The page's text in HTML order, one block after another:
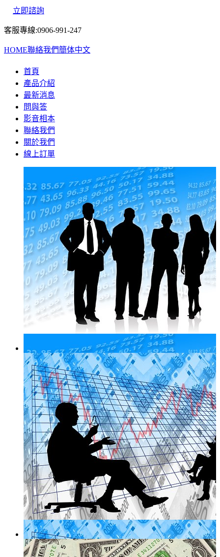
立即諮詢
客服專線:0906-991-247
HOME聯絡我們簡体中文
首頁
產品介紹
最新消息
問與答
影音相本
聯絡我們
關於我們
線上訂單